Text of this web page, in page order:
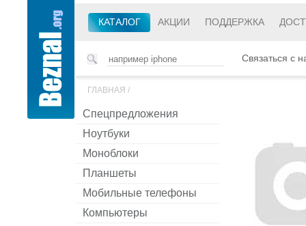
КАТАЛОГ АКЦИИ ПОДДЕРЖКА
Связаться с
ГЛАВНАЯ /
Спецпредложения
Ноутбуки
Моноблоки
Планшеты
Мобильные телефоны
Компьютеры